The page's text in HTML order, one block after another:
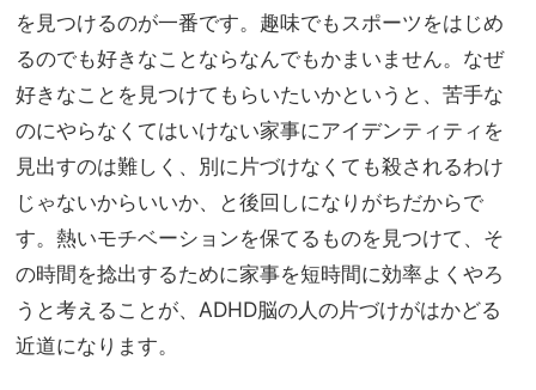
を見つけるのが一番です。趣味でもスポーツをはじめ
るのでも好きなことならなんでもかまいません。なぜ
好きなことを見つけてもらいたいかというと、苦手な
のにやらなくてはいけない家事にアイデンティティを
見出すのは難しく、別に片づけなくても殺されるわけ
じゃないからいいか、と後回しになりがちだからで
す。熱いモチベーションを保てるものを見つけて、そ
の時間を捻出するために家事を短時間に効率よくやろ
うと考えることが、ADHD脳の人の片づけがはかどる
近道になります。